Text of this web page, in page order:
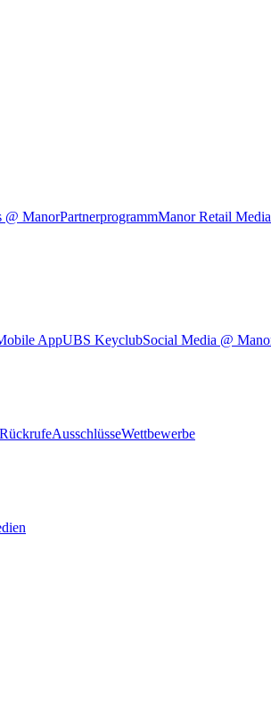
@ ManorPartnerprogrammManor Retail Media
AppUBS KeyclubSocial Media @
RückrufeAusschlüsseWettbewerbe